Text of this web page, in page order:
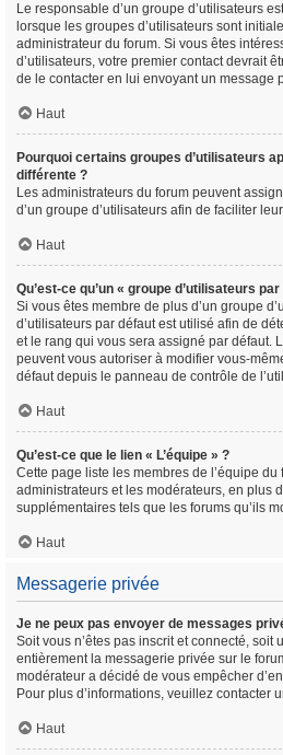
Le responsable d’un groupe d’utilisateurs
lorsque les groupes d’utilisateurs sont
administrateur du forum. Si vous êtes
d’utilisateurs, votre premier contact devrait
de le contacter en lui envoyant un message
Haut
Pourquoi certains groupes d’utilisateurs
différente ?
Les administrateurs du forum peuvent
d’un groupe d’utilisateurs afin de faciliter
Haut
Qu’est-ce qu’un « groupe d’utilisateurs
Si vous êtes membre de plus d’un groupe
d’utilisateurs par défaut est utilisé afin de
et le rang qui vous sera assigné par défaut.
peuvent vous autoriser à modifier vous-
défaut depuis le panneau de contrôle de
Haut
Qu’est-ce que le lien « L’équipe » ?
Cette page liste les membres de l’équipe du
administrateurs et les modérateurs, en plus
supplémentaires tels que les forums qu’ils
Haut
Messagerie privée
Je ne peux pas envoyer de messages
Soit vous n’êtes pas inscrit et connecté, soit
entièrement la messagerie privée sur le
modérateur a décidé de vous empêcher
Pour plus d’informations, veuillez contacter
Haut